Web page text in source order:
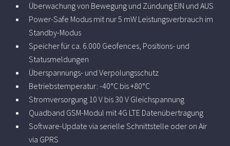
Überwachung von Bewegung und Zündung EIN und AUS
Power-Safe Modus mit nur 5 mW Leistungsverbrauch im
Standby-Modus
Speicher für ca. 6.000 Geofences, Positions- und
Statusmeldungen
Überspannungs- und Verpolungsschutz
Betriebstemperatur: -40°C bis +80°C
Stromversorgung 10 V bis 30 V Gleichspannung
Quadband GSM-Modul mit 4G LTE Datenübertragung
Software-Update via serielle Schnittstelle oder on Air
via GPRS